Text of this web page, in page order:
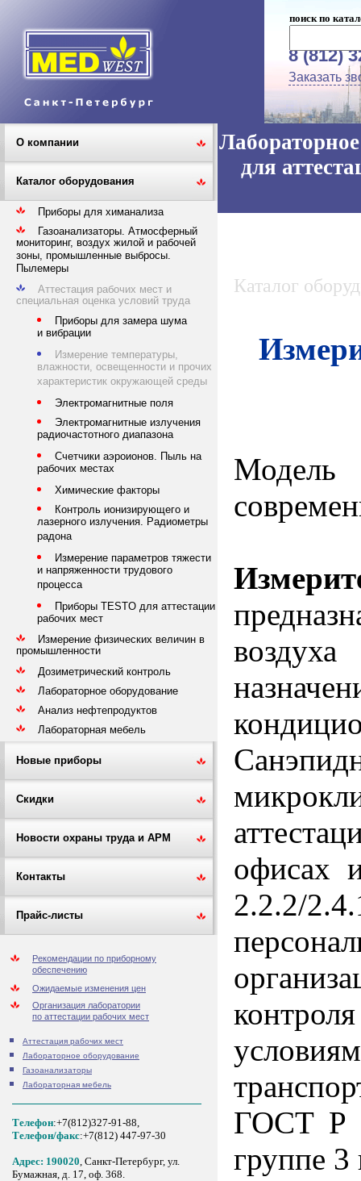
поиск по
8 (812)
Заказать
О компании
Каталог оборудования
Приборы для химанализа
Газоанализаторы. Атмосферный
мониторинг, воздух жилой и рабочей
зоны, промышленные выбросы.
Пылемеры
Аттестация рабочих мест и
специальная оценка условий труда
Приборы для замера шума
и вибрации
Измерение температуры,
влажности, освещенности и прочих
характеристик окружающей среды
Электромагнитные поля
Электромагнитные излучения
радиочастотного диапазона
Счетчики аэроионов. Пыль на
рабочих местах
Химические факторы
Контроль ионизирующего и
лазерного излучения. Радиометры
радона
Измерение параметров тяжести
и напряженности трудового
процесса
Приборы TESTO для аттестации
рабочих мест
Измерение физических величин в
промышленности
Дозиметрический контроль
Лабораторное оборудование
Анализ нефтепродуктов
Лабораторная мебель
Новые приборы
Скидки
Новости охраны труда и АРМ
Контакты
Прайс-листы
Рекомендации по приборному
обеспечению
Ожидаемые изменения цен
Организация лаборатории
по аттестации рабочих мест
Аттестация рабочих мест
Лабораторное оборудование
Газоанализаторы
Лабораторная мебель
Телефон:+7(812)327-91-88,
Tелефон/факс:+7(812) 447-97-30
Адрес: 190020, Санкт-Петербург, ул.
Бумажная, д. 17, оф. 368.
для
Каталог
офисах
2.2.2/
ГОСТ Р
группе